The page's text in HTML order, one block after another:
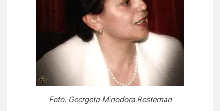
Foto. Georgeta Minodora Resteman